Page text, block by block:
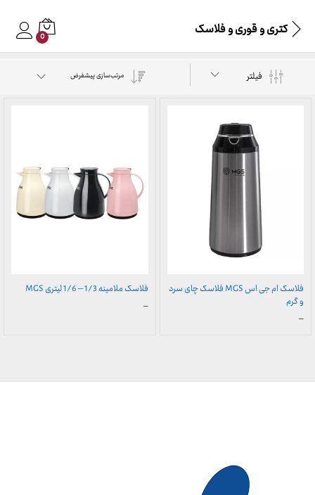
کتری و قوری و فلاسک 0
فیلتر مرتب‌سازی پیشفرض
فلاسک ام جی اس MGS فلاسک چای سرد
و گرم
–محدوده
فلاسک ملامینه 1/3 – 1/6 لیتری MGS
–محدوده